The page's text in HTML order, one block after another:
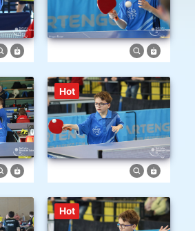
Hot
Hot